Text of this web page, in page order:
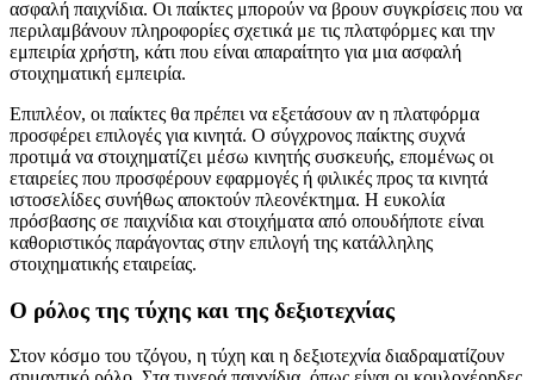
ασφαλή παιχνίδια. Οι παίκτες μπορούν να βρουν συγκρίσεις που να
περιλαμβάνουν πληροφορίες σχετικά με τις πλατφόρμες και την
εμπειρία χρήστη, κάτι που είναι απαραίτητο για μια ασφαλή
στοιχηματική εμπειρία.
Επιπλέον, οι παίκτες θα πρέπει να εξετάσουν αν η πλατφόρμα
προσφέρει επιλογές για κινητά. Ο σύγχρονος παίκτης συχνά
προτιμά να στοιχηματίζει μέσω κινητής συσκευής, επομένως οι
εταιρείες που προσφέρουν εφαρμογές ή φιλικές προς τα κινητά
ιστοσελίδες συνήθως αποκτούν πλεονέκτημα. Η ευκολία
πρόσβασης σε παιχνίδια και στοιχήματα από οπουδήποτε είναι
καθοριστικός παράγοντας στην επιλογή της κατάλληλης
στοιχηματικής εταιρείας.
Ο ρόλος της τύχης και της δεξιοτεχνίας
Στον κόσμο του τζόγου, η τύχη και η δεξιοτεχνία διαδραματίζουν